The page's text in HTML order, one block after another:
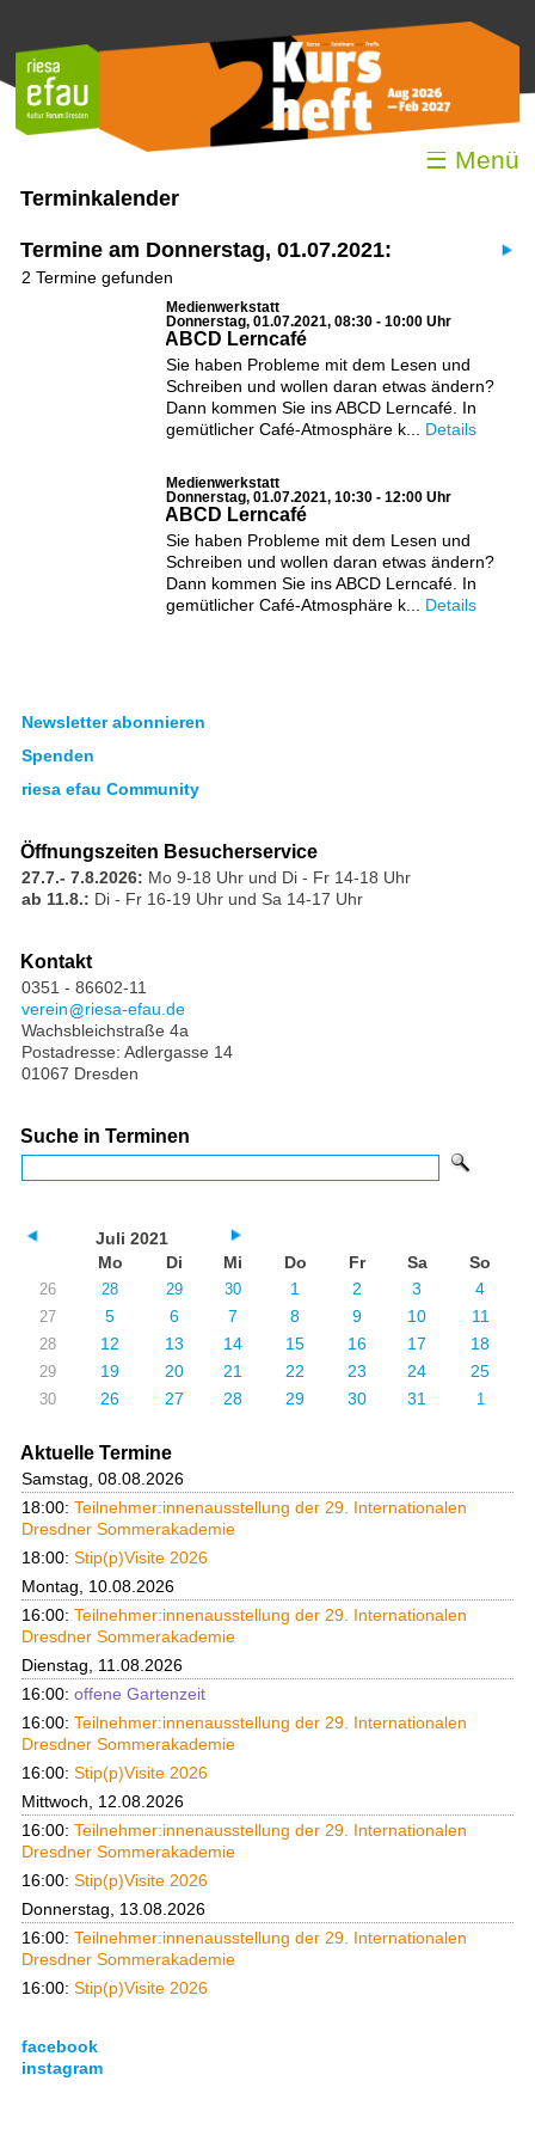
☰ Menü
Terminkalender
Termine am Donnerstag, 01.07.2021:
2 Termine gefunden
Medienwerkstatt
Donnerstag, 01.07.2021, 08:30 - 10:00 Uhr
ABCD Lerncafé
Sie haben Probleme mit dem Lesen und
Schreiben und wollen daran etwas ändern?
Dann kommen Sie ins ABCD Lerncafé. In
gemütlicher Café-Atmosphäre k... Details
Medienwerkstatt
Donnerstag, 01.07.2021, 10:30 - 12:00 Uhr
ABCD Lerncafé
Sie haben Probleme mit dem Lesen und
Schreiben und wollen daran etwas ändern?
Dann kommen Sie ins ABCD Lerncafé. In
gemütlicher Café-Atmosphäre k... Details
Newsletter abonnieren
Spenden
riesa efau Community
Öffnungszeiten Besucherservice
27.7.- 7.8.2026: Mo 9-18 Uhr und Di - Fr 14-18 Uhr
ab 11.8.: Di - Fr 16-19 Uhr und Sa 14-17 Uhr
Kontakt
0351 - 86602-11
verein
riesa-efau.de
Wachsbleichstraße 4a
Postadresse: Adlergasse 14
01067 Dresden
Suche in Terminen
Juli 2021
Mo
Di Mi Do Fr Sa So
26 28 29 30 1 2 3 4
27 5 6 7 8 9 10 11
28 12 13 14 15 16 17 18
29 19 20 21 22 23 24 25
30 26 27 28 29 30 31 1
Aktuelle Termine
Samstag, 08.08.2026
18:00: Teilnehmer:innenausstellung der 29. Internationalen
Dresdner Sommerakademie
18:00: Stip(p)Visite 2026
Montag, 10.08.2026
16:00: Teilnehmer:innenausstellung der 29. Internationalen
Dresdner Sommerakademie
Dienstag, 11.08.2026
16:00: offene Gartenzeit
16:00: Teilnehmer:innenausstellung der 29. Internationalen
Dresdner Sommerakademie
16:00: Stip(p)Visite 2026
Mittwoch, 12.08.2026
16:00: Teilnehmer:innenausstellung der 29. Internationalen
Dresdner Sommerakademie
16:00: Stip(p)Visite 2026
Donnerstag, 13.08.2026
16:00: Teilnehmer:innenausstellung der 29. Internationalen
Dresdner Sommerakademie
16:00: Stip(p)Visite 2026
facebook
instagram